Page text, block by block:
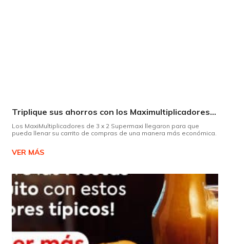
Triplique sus ahorros con los Maximultiplicadores de Supermaxi
Los MaxiMultiplicadores de 3 x 2 Supermaxi llegaron para que
pueda llenar su carrito de compras de una manera más económica.
VER MÁS